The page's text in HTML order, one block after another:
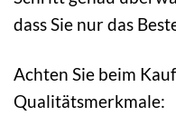
dass Sie nur das
Achten Sie beim
Qualitätsmerkmale: